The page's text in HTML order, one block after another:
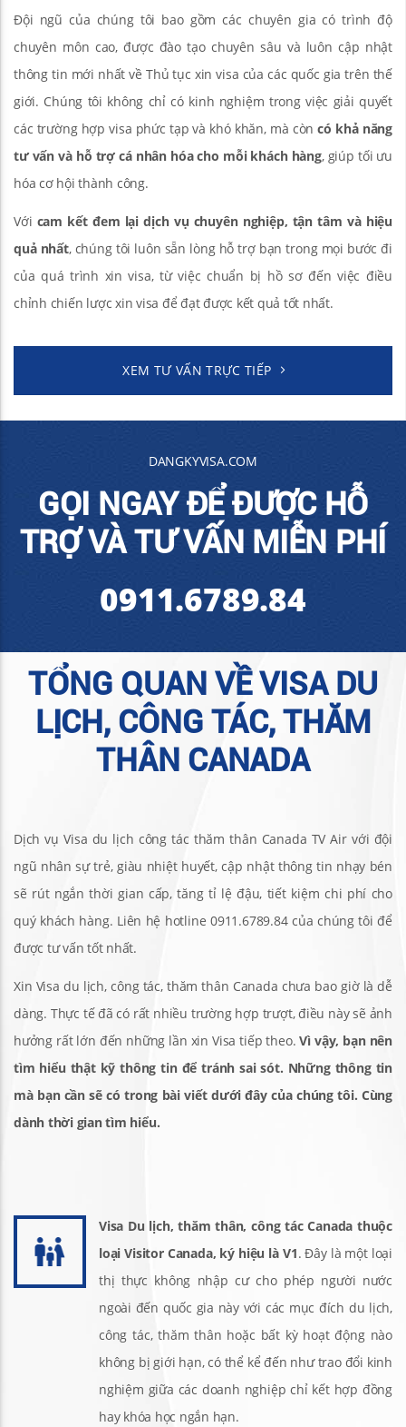
Đội ngũ của chúng tôi bao gồm các chuyên gia có trình độ
chuyên môn cao, được đào tạo chuyên sâu và luôn cập nhật
thông tin mới nhất về Thủ tục xin visa của các quốc gia trên thế
giới. Chúng tôi không chỉ có kinh nghiệm trong việc giải quyết
các trường hợp visa phức tạp và khó khăn, mà còncó khả năng
tư vấn và hỗ trợ cá nhân hóa cho mỗi khách hàng, giúp tối ưu
hóa cơ hội thành công.
Với cam kết đem lại dịch vụ chuyên nghiệp, tận tâm và hiệu
quả nhất, chúng tôi luôn sẵn lòng hỗ trợ bạn trong mọi bước đi
của quá trình xin visa, từ việc chuẩn bị hồ sơ đến việc điều
chỉnh chiến lược xin visa để đạt được kết quả tốt nhất.
XEM TƯ VẤN TRỰC TIẾP
DANGKYVISA.COM
GỌI NGAY ĐỂ ĐƯỢC HỖ
TRỢ VÀ TƯ VẤN MIỄN PHÍ
0911.6789.84
TỔNG QUAN VỀ VISA DU
LỊCH, CÔNG TÁC, THĂM
THÂN CANADA
Dịch vụ Visa du lịch công tác thăm thân Canada TV Air với đội
ngũ nhân sự trẻ, giàu nhiệt huyết, cập nhật thông tin nhạy bén
sẽ rút ngắn thời gian cấp, tăng tỉ lệ đậu, tiết kiệm chi phí cho
quý khách hàng. Liên hệ hotline 0911.6789.84 của chúng tôi để
được tư vấn tốt nhất.
Xin Visa du lịch, công tác, thăm thân Canada chưa bao giờ là dễ
dàng. Thực tế đã có rất nhiều trường hợp trượt, điều này sẽ ảnh
hưởng rất lớn đến những lần xin Visa tiếp theo.Vì vậy, bạn nên
tìm hiểu thật kỹ thông tin để tránh sai sót. Những thông tin
mà bạn cần sẽ có trong bài viết dưới đây của chúng tôi. Cùng
dành thời gian tìm hiểu.
Visa Du lịch, thăm thân, công tác Canada thuộc
loại Visitor Canada, ký hiệu là V1. Đây là một loại
thị thực không nhập cư cho phép người nước
ngoài đến quốc gia này với các mục đích du lịch,
công tác, thăm thân hoặc bất kỳ hoạt động nào
không bị giới hạn, có thể kể đến như trao đổi kinh
nghiệm giữa các doanh nghiệp chỉ kết hợp đồng
hay khóa học ngắn hạn.